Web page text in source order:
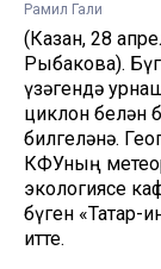
Рамил Гали
(Казан, 28
Рыбакова).
үзәгендә
циклон белән
билгеләнә.
КФУның
экологиясе
бүген «Татар-
итте.